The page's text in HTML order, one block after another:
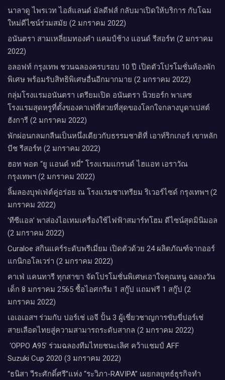
นาลาดู ไพรเวท ไอส์แลนด์ มัลดีฟส์ กลับมาเปิดให้บริการ กับโฉม
ใหม่ดีไซน์ร่วมสมัย (2 มกราคม 2022)
อนันตรา สามเหลี่ยมทองคำ แคมป์ช้าง แอนด์ รีสอร์ท (2 มกราคม
2022)
อลอฟท์ กรุงเทพ ชวนฉลองครบรอบ 10 ปี เปิดตัวโปรโมชั่นห้องพัก
พิเศษ พร้อมรับสิทธิพิเศษอื่นอีกมากมาย (2 มกราคม 2022)
กลุ่มโรงแรมอนันตรา เตรียมเปิด อนันตรา นิวยอร์ก พาเลซ
โรงแรมสุดหรูที่ตั้งของคาเฟ่ที่สวยที่สุดของโลกใจกลางบูดาเปสต์
ฮังการี (2 มกราคม 2022)
พักผ่อนกลมกลืนเป็นหนึ่งเดียวกับธรรมชาติที่ เอาท์ริกเกอร์ เขาหลัก
บีช รีสอร์ท (2 มกราคม 2022)
ฮอท พอต “ยู แอนด์ หมี่” โรงแรมแกรนด์ ไฮแอท เอราวัณ
กรุงเทพฯ (2 มกราคม 2022)
ลิ้มลองบุฟเฟ่ต์คู่อร่อย ณ โรงแรมชาเทรียม ริเวอร์ไซด์ กรุงเทพฯ (2
มกราคม 2022)
‘ทีซีแอล’ พาส่องไอเทมเครื่องใช้ไฟฟ้าสมาร์ทโฮม ดีไซน์สุดมินิมอล
(2 มกราคม 2022)
Curaloe สกินแคร์ระดับพรีเมี่ยม เปิดตัวด้วย 24 ผลิตภัณฑ์จากออร์
แกนิกอโลเวร่า (2 มกราคม 2022)
คาเฟ่ แคนทารี ทุกสาขา จัดโปรโมชั่นพิเศษเอาใจคุณหนู ฉลองวัน
เด็ก 8 มกราคม 2565 ซื้อไอศกรีม 1 สกู๊ป แถมฟรี 1 สกู๊ป (2
มกราคม 2022)
เอเอเอสฯ ร่วมกับ ปอร์เช่ เอจี ปั้น 3 ผู้เชี่ยวชาญการขับขี่ปอร์เช่
สายเลือดไทยสู่ความสามารถระดับสากล (2 มกราคม 2022)
‘OPPO A95’ ร่วมฉลองทีมไทยชนะเลิศ คว้าแชมป์ AFF
Suzuki Cup 2020 (3 มกราคม 2022)
“ธนิสา วีระศักดิ์ศรี”แห่ง “ระวิภา-RAVIPA” เผยกลยุทธ์ธุรกิจทำ